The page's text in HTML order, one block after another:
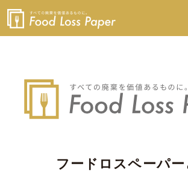
フードロスペーパー